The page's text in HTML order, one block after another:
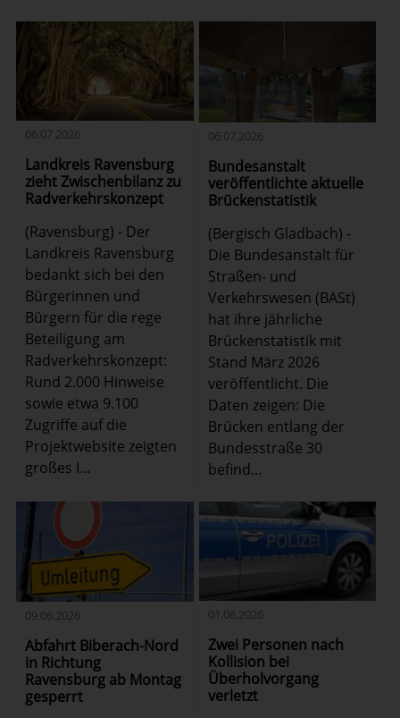
06.07.2026
Landkreis Ravensburg
zieht Zwischenbilanz zu
Radverkehrskonzept
(Ravensburg) - Der
Landkreis Ravensburg
bedankt sich bei den
Bürgerinnen und
Bürgern für die rege
Beteiligung am
Radverkehrskonzept:
Rund 2.000 Hinweise
sowie etwa 9.100
Zugriffe auf die
Projektwebsite zeigten
großes I...
06.07.2026
Bundesanstalt
veröffentlichte aktuelle
Brückenstatistik
(Bergisch Gladbach) -
Die Bundesanstalt für
Straßen- und
Verkehrswesen (BASt)
hat ihre jährliche
Brückenstatistik mit
Stand März 2026
veröffentlicht. Die
Daten zeigen: Die
Brücken entlang der
Bundesstraße 30
befind...
09.06.2026
Abfahrt Biberach-Nord
in Richtung
Ravensburg ab Montag
gesperrt
01.06.2026
Zwei Personen nach
Kollision bei
Überholvorgang
verletzt